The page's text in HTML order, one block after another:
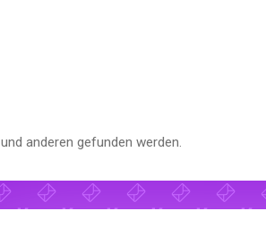
und anderen gefunden werden.